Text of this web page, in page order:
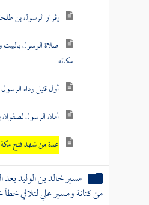
إقرار الرسول بن
صلاة الرسول
مكانه
أول قتيل وداه
أمان الرسول لصفوان
عدة من شهد فتح
مسير خالد بن الوليد بعد
من كنانة ومسير علي لتلافي خطأ